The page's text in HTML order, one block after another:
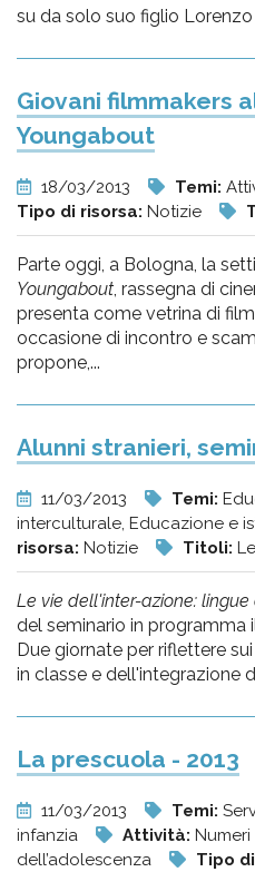
su da solo suo figlio Lorenzo
Giovani filmmakers
Youngabout
18/03/2013 Temi:
Tipo di risorsa: Notizie
Parte oggi, a Bologna, la
Youngabout, rassegna di
presenta come vetrina di
occasione di incontro e
propone,...
Alunni stranieri,
11/03/2013 Temi:
interculturale, Educazione e
risorsa: Notizie Titoli:
Le vie dell'inter-azione:
del seminario in programma
Due giornate per riflettere
in classe e dell'integrazione
La prescuola - 2013
11/03/2013 Temi:
infanzia
Attività: Numeri
dell’adolescenza
Tipo